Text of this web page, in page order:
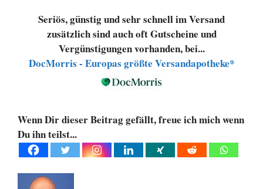
Seriös, günstig und sehr schnell im Versand
zusätzlich sind auch oft Gutscheine und
Vergünstigungen vorhanden, bei...
DocMorris - Europas größte Versandapotheke*
Wenn Dir dieser Beitrag gefällt, freue ich mich wenn
Du ihn teilst...